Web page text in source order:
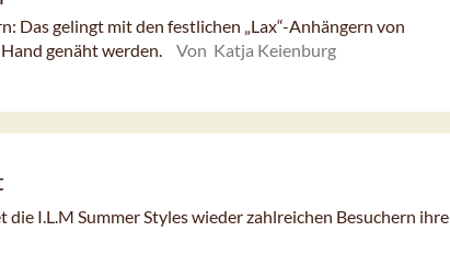
Das gelingt mit den festlichen „Lax“-Anhängern von
genäht werden.
Von Katja Keienburg
die I.L.M Summer Styles wieder zahlreichen Besuchern ihre